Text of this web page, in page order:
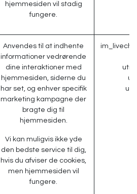
hjemmesiden vil stadig
fungere.
Anvendes til at indhente
informationer vedrørende
dine interaktioner med
hjemmesiden, siderne du
har set, og enhver specifik
marketing kampagne der
bragte dig til
hjemmesiden.
Vi kan muligvis ikke yde
den bedste service til dig,
hvis du afviser de cookies,
men hjemmesiden vil
fungere.